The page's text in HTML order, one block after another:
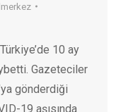
10 ay
Gazeteciler
gönderdiği
19 aşısında